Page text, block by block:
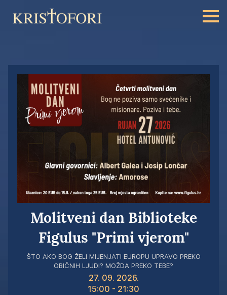
Molitveni dan Biblioteke
Figulus "Primi vjerom"
ŠTO AKO BOG ŽELI MIJENJATI EUROPU UPRAVO PREKO
OBIČNIH LJUDI? MOŽDA PREKO TEBE?
27. 09. 2026.
15:00 - 21:30